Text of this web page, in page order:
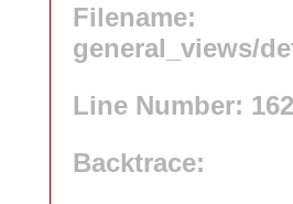
Filename:
general_views/
Line Number:
Backtrace: